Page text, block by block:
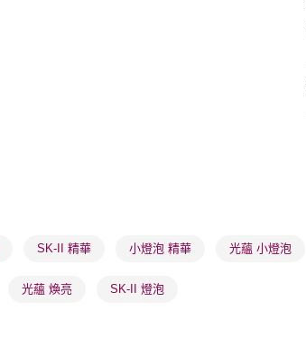
SK-II 精華 小燈泡 精華 光蘊 小燈泡
光蘊 煥亮 SK-II 燈泡